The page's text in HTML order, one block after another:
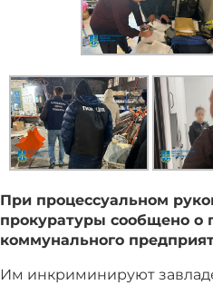
При процессуальном
прокуратуры сообщено о
коммунального
Им инкриминируют